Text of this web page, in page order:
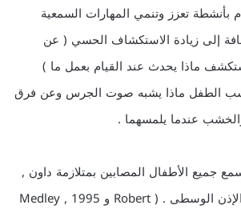
تعزز وتنمي المهارات السمعية
إلى زيادة الاستكشاف الحسي ( عن
ماذا يحدث عند القيام بعمل ما )
الطفل ماذا يشبه صوت الجرس وعن فرق
عندما يلمسهما .
جميع الأطفال المصابين بمتلازمة داون ,
لزيادة حدوث التهاب الإذن الوسطى . ( Robert و Medley , 1995